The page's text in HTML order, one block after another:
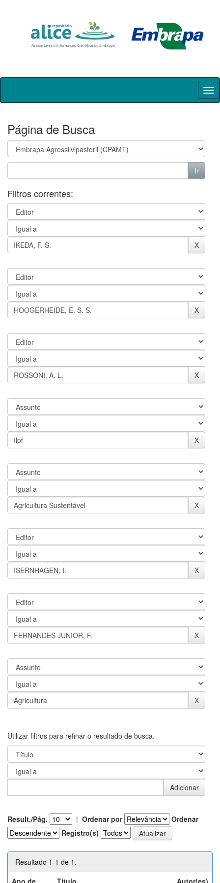
Skip
Página de Busca
Filtros correntes:
Utilizar filtros para refinar o resultado de busca.
Result./Pág. | Ordenar por
Ordenar
Registro(s)
Resultado 1-1 de 1.
Ano de
Título Autor(es)